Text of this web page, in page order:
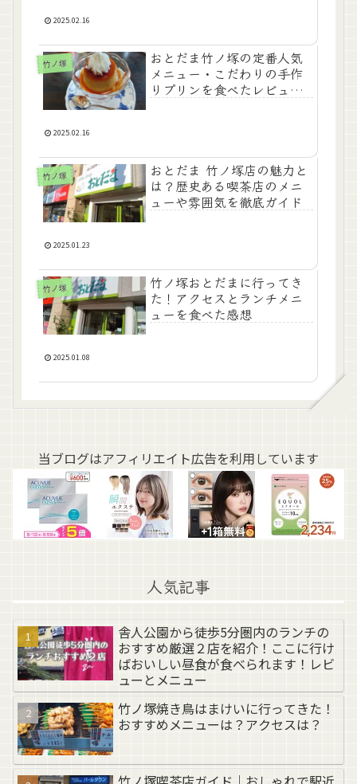
2025.02.16
竹ノ塚
おとだま竹ノ塚の定番人気
メニュー・こだわりの手作
りプリンを食べたレビュー
2025.02.16
竹ノ塚
おとだま 竹ノ塚店の魅力と
は？歴史ある喫茶店のメニ
ューや雰囲気を徹底ガイド
2025.01.23
竹ノ塚
竹ノ塚おとだまに行ってき
た！アクセスとランチメニ
ューを食べた感想
2025.01.08
当ブログはアフィリエイト広告を利用しています
人気記事
舎人公園から徒歩5分圏内のランチの
おすすめ厳選２店を紹介！ここに行け
ばおいしい昼食が食べられます！レビ
ューとメニュー
竹ノ塚焼き鳥はまけいに行ってきた！
おすすめメニューは？アクセスは？